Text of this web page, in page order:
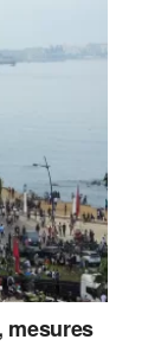
mesures